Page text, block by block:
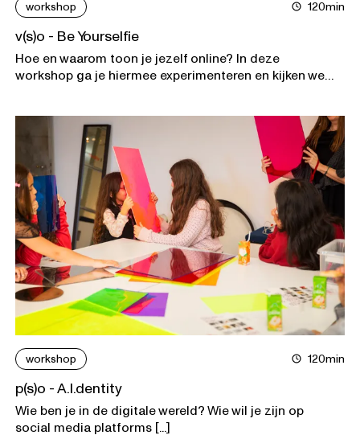
workshop 120min
v(s)o - Be Yourselfie
Hoe en waarom toon je jezelf online? In deze
workshop ga je hiermee experimenteren en kijken we
workshop 120min
p(s)o - A.I.dentity
Wie ben je in de digitale wereld? Wie wil je zijn op
social media platforms [...]